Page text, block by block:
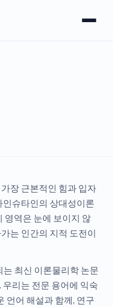
장 근본적인 힘과 입자
슈타인의 상대성이론
영역은 눈에 보이지 않
는 인간의 지적 도전이
최신 이론물리학 논문
리는 전문 용어에 익숙
언어 해설과 함께, 연구